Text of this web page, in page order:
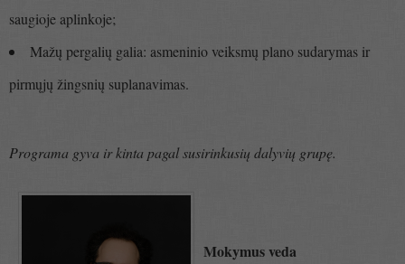
saugioje aplinkoje;
Mažų pergalių galia: asmeninio veiksmų plano sudarymas ir
pirmųjų žingsnių suplanavimas.
Programa gyva ir kinta pagal susirinkusių dalyvių grupę.
Mokymus veda